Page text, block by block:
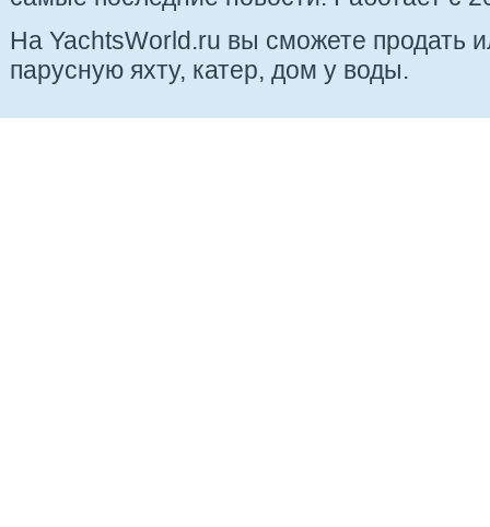
На YachtsWorld.ru вы сможете продать
парусную яхту, катер, дом у воды.